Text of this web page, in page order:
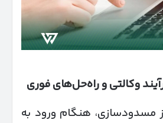
وکالتی و راه‌حل‌های فوری
مسدودسازی، هنگام ورود به